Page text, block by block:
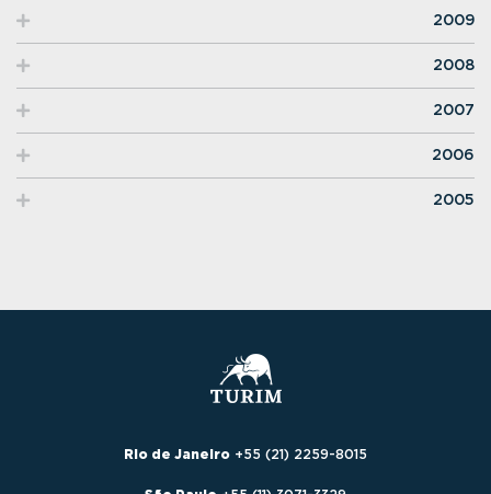
2009
2008
2007
2006
2005
Rio de Janeiro +55 (21) 2259-8015